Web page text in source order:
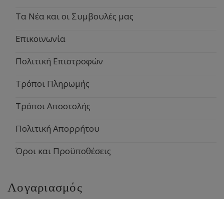
Τα Νέα και οι Συμβουλές μας
Επικοινωνία
Πολιτική Επιστροφών
Τρόποι Πληρωμής
Τρόποι Αποστολής
Πολιτική Απορρήτου
Όροι και Προϋποθέσεις
Λογαριασμός